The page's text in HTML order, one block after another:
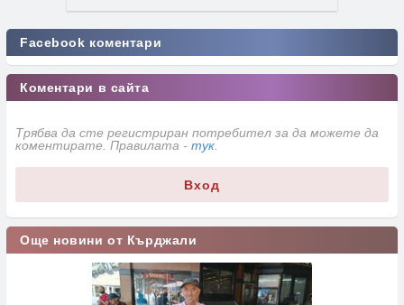
Facebook коментари
Коментари в сайта
Трябва да сте регистриран потребител за да можете да
коментирате. Правилата - тук
Вход
Още новини от Кърджали